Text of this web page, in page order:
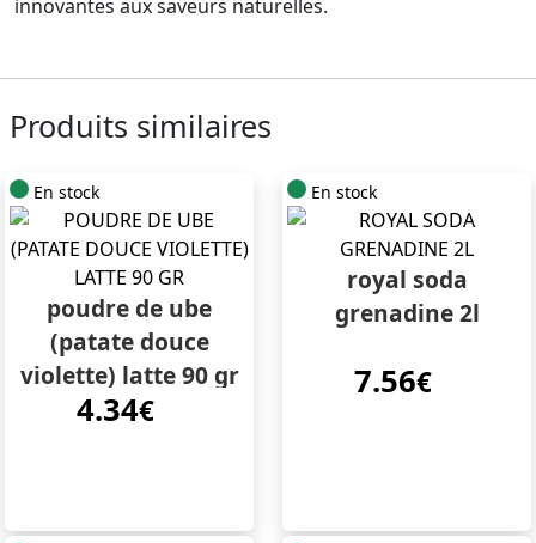
innovantes aux saveurs naturelles.
Produits similaires
En stock
poudre de ube
(patate douce
violette) latte 90 gr
4.34€
En stock
royal soda
grenadine 2l
7.56€